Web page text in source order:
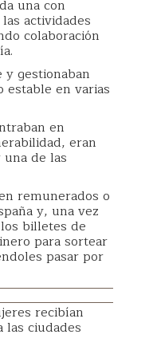
una con
actividades
colaboración
gestionaban
en varias
en
eran
de las
remunerados o
y, una vez
billetes de
para sortear
pasar por
recibían
las ciudades